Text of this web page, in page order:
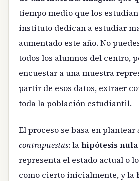
tiempo medio que los
instituto dedican a estudiar
aumentado este año. No
todos los alumnos del centro,
encuestar a una muestra
partir de esos datos, extraer
toda la población estudiantil.
El proceso se basa en plantear
contrapuestas: lahipótesis nula
representa el estado actual o
como cierto inicialmente, y la